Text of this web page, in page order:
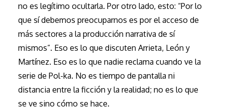
no es legítimo ocultarla. Por otro lado, esto: “Por lo
que sí debemos preocuparnos es por el acceso de
más sectores a la producción narrativa de sí
mismos”. Eso es lo que discuten Arrieta, León y
Martínez. Eso es lo que nadie reclama cuando ve la
serie de Pol-ka. No es tiempo de pantalla ni
distancia entre la ficción y la realidad; no es lo que
se ve sino cómo se hace.